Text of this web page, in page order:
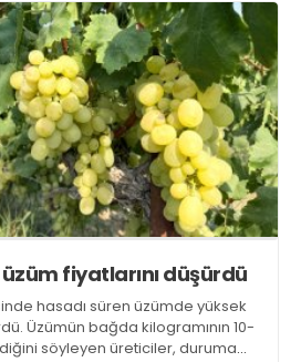
fiyatlarını düşürdü
hasadı süren üzümde yüksek
Üzümün bağda kilogramının 10-
söyleyen üreticiler, duruma